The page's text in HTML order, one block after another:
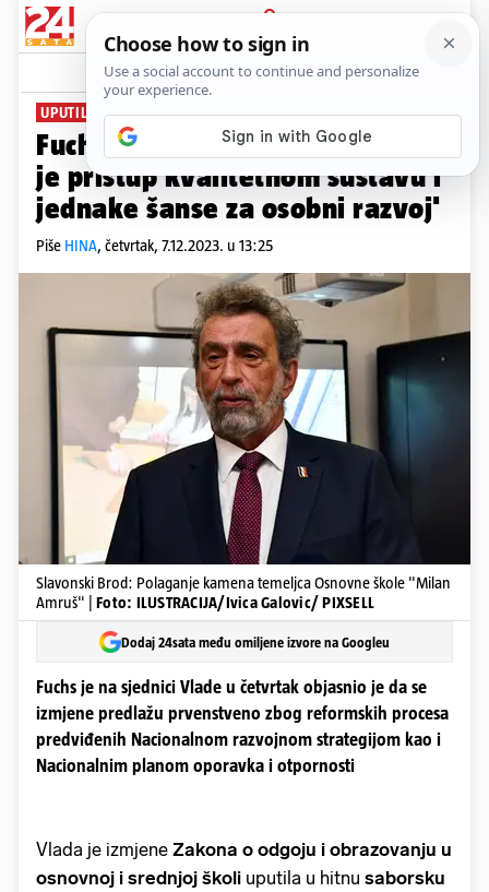
PRIJAVA
News Komentari
UPUTILI IH U SABORSKU PROCEDURU
Fuchs o izmjenama zakona: 'Cilj
je pristup kvalitetnom sustavu i
jednake šanse za osobni razvoj'
Piše HINA, četvrtak, 7.12.2023. u 13:25
Slavonski Brod: Polaganje kamena temeljca Osnovne škole "Milan
Amruš" | Foto: ILUSTRACIJA/Ivica Galovic/ PIXSELL
Dodaj 24sata među omiljene izvore na Googleu
Fuchs je na sjednici Vlade u četvrtak objasnio je da se
izmjene predlažu prvenstveno zbog reformskih procesa
predviđenih Nacionalnom razvojnom strategijom kao i
Nacionalnim planom oporavka i otpornosti
Vlada je izmjene Zakona o odgoju i obrazovanju u
osnovnoj i srednjoj školi uputila u hitnu saborsku